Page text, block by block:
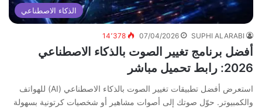
الذكاء الاصطناعي
SUPHI ALARABI
07/04/2026 14٬378
أفضل برنامج تغيير الصوت بالذكاء الاصطناعي
2026: رابط تحميل مباشر
استعرض أفضل تطبيقات تغيير الصوت بالذكاء الاصطناعي (AI) للهواتف
والكمبيوتر. حوّل صوتك إلى أصوات مشاهير أو شخصيات كرتونية بسهولة